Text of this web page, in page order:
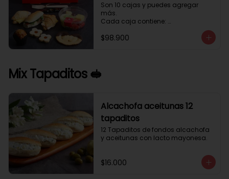
Son 10 cajas y puedes agregar
más.
Cada caja contiene:
2 mini croissant jamón queso.
1 mini muffin.
Estos desayunos no los vendemos
por unidad, desde 10 cajas.
$98.900
Mix Tapaditos 🥪
Alcachofa aceitunas 12
tapaditos
12 Tapaditos de fondos alcachofa
y aceitunas con lacto mayonesa.
$16.000